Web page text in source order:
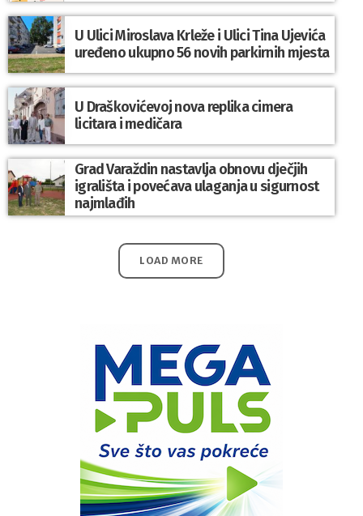
U Ulici Miroslava Krleže i Ulici Tina Ujevića
uređeno ukupno 56 novih parkirnih mjesta
U Draškovićevoj nova replika cimera
licitara i medičara
Grad Varaždin nastavlja obnovu dječjih
igrališta i povećava ulaganja u sigurnost
najmlađih
LOAD MORE